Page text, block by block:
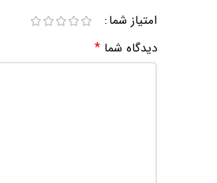
امتیاز شما
دیدگاه شما *